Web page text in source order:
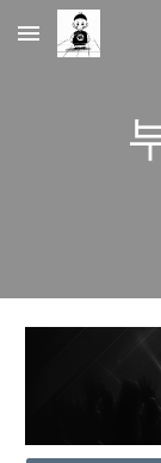
Skip to main